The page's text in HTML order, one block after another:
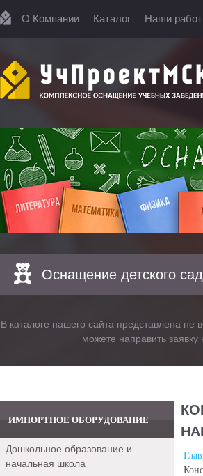
О Компании Каталог Наши
Оснащение детского
В каталоге нашего сайта представлена
можете направить
ИМПОРТНОЕ ОБОРУДОВАНИЕ
Дошкольное образование и
начальная школа